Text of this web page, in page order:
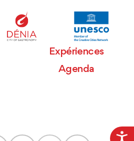
Expériences
Agenda